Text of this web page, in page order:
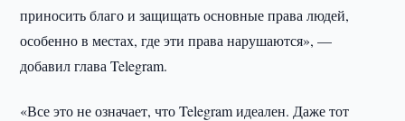
приносить благо и защищать основные права людей,
особенно в местах, где эти права нарушаются», —
добавил глава Telegram.
«Все это не означает, что Telegram идеален. Даже тот